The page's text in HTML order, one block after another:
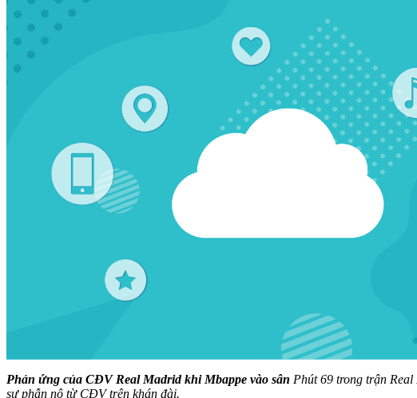
Phản ứng của CĐV Real Madrid khi Mbappe vào sân Phút 69 trong trận
sự phẫn nộ từ CĐV trên khán đài.